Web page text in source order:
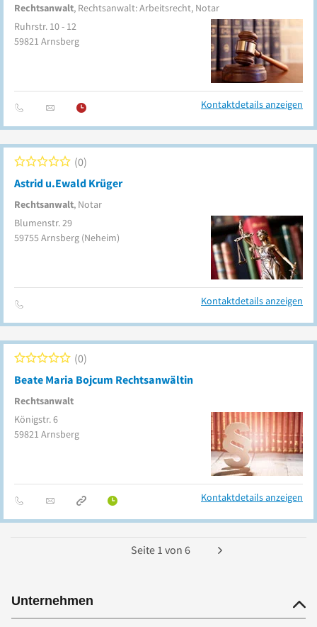
Rechtsanwalt, Rechtsanwalt: Arbeitsrecht, Notar
Ruhrstr. 10 - 12
59821 Arnsberg
Kontaktdetails anzeigen
Astrid u.Ewald Krüger
Rechtsanwalt, Notar
0
Blumenstr. 29
59755Arnsberg (Neheim)
Kontaktdetails anzeigen
Beate Maria Bojcum Rechtsanwältin
Rechtsanwalt
0
Königstr. 6
59821 Arnsberg
Kontaktdetails anzeigen
Seite 1 von 6
Unternehmen